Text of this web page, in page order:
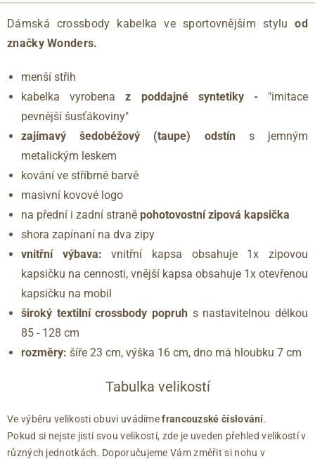
Dámská crossbody kabelka ve sportovnějším styluod
značky Wonders.
menší střih
kabelka vyrobenaz poddajné syntetiky - "imitace
pevnější šusťákoviny"
zajímavý šedobéžový (taupe) odstíns jemným
metalickým leskem
kování ve stříbrné barvě
masivní kovové logo
na přední i zadní straně pohotovostní zipová kapsička
shora zapínaní na dva zipy
vnitřní výbava: vnitřní kapsa obsahuje 1x zipovou
kapsičku na cennosti, vnější kapsa obsahuje 1x otevřenou
kapsičku na mobil
široký textilní crossbody popruh s nastavitelnou délkou
85 - 128 cm
rozměry: šíře 23 cm, výška 16 cm, dno má hloubku 7 cm
Tabulka velikostí
Ve výběru velikosti obuvi uvádímefrancouzské číslování.
Pokud si nejste jistí svou velikostí, zde je uveden přehled velikostí v
různých jednotkách. Doporučujeme Vám změřit si nohu v